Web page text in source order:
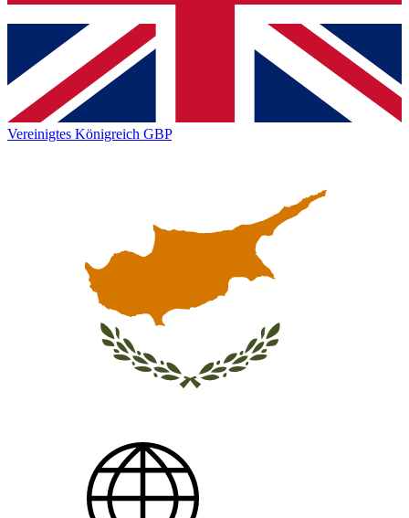
Vereinigtes Königreich GBP